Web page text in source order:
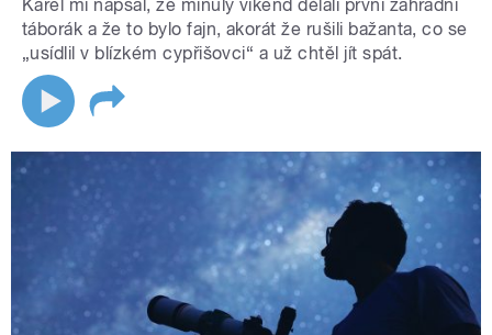
Karel mi napsal, že minulý víkend dělali první zahradní
táborák a že to bylo fajn, akorát že rušili bažanta, co se
„usídlil v blízkém cypřišovci“ a už chtěl jít spát.